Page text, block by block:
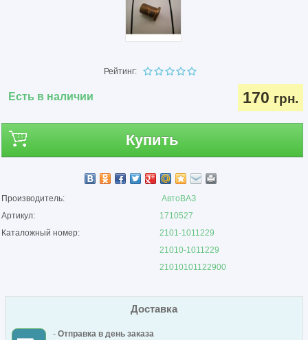
Рейтинг:
Есть в наличии 170 грн.
Купить
Производитель:
АвтоВАЗ
Артикул:
1710527
Каталожный номер:
2101-1011229
21010-1011229
21010101122900
Доставка
- Отправка в день заказа